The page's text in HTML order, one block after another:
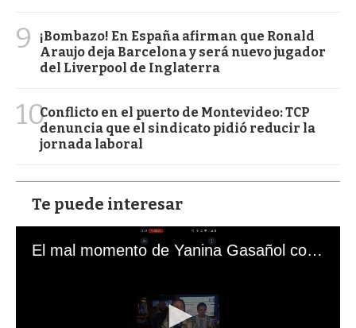
9
¡Bombazo! En España afirman que Ronald
Araujo deja Barcelona y será nuevo jugador
del Liverpool de Inglaterra
10Conflicto en el puerto de Montevideo: TCP
denuncia que el sindicato pidió reducir la
jornada laboral
Te puede interesar
El mal momento de Yanina Gasañol con un hincha argentino en "Subrayado"